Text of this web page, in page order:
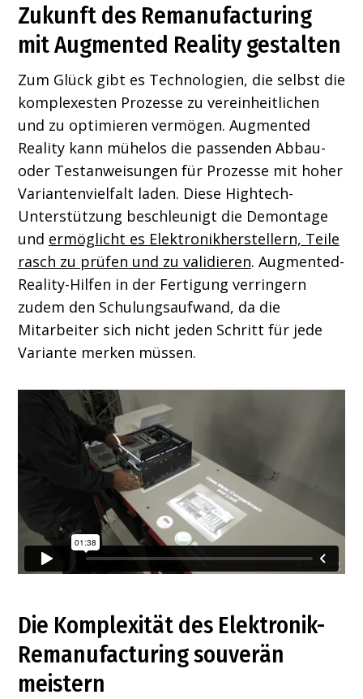
Zukunft des Remanufacturing
mit Augmented Reality gestalten
Zum Glück gibt es Technologien, die selbst die
komplexesten Prozesse zu vereinheitlichen
und zu optimieren vermögen. Augmented
Reality kann mühelos die passenden Abbau-
oder Testanweisungen für Prozesse mit hoher
Variantenvielfalt laden. Diese Hightech-
Unterstützung beschleunigt die Demontage
und ermöglicht es Elektronikherstellern, Teile
rasch zu prüfen und zu validieren. Augmented-
Reality-Hilfen in der Fertigung verringern
zudem den Schulungsaufwand, da die
Mitarbeiter sich nicht jeden Schritt für jede
Variante merken müssen.
Die Komplexität des Elektronik-
Remanufacturing souverän
meistern